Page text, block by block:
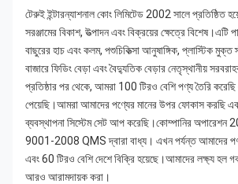
টেরুই ইন্টারন্যাশনাল কোং লিমিটেড 2002 সালে প্রতিষ্ঠিত
সরঞ্জামের বিকাশ, উত্পাদন এবং বিক্রয়ের ক্ষেত্রে বিশেষ।এটি
বাছুরের হাচ এবং কলম, পশুচিকিত্সা আনুষাঙ্গিক, প্লাস্টিক মুক্ত
বাজারে ফিডিং বেড়া এবং বৈদ্যুতিক বেড়ার নেতৃস্থানীয়
প্রতিষ্ঠার পর থেকে, আমরা 100 টিরও বেশি পণ্য তৈরি করেছি
পেয়েছি।আমরা আমাদের পণ্যের মানের উপর ফোকাস করছি
ব্যবস্থাপনা সিস্টেম সেট আপ করেছি।কোম্পানির অপারেশন
9001-2008 QMS দ্বারা বাধ্য। এখন পর্যন্ত আমাদের
এবং 60 টিরও বেশি দেশে বিক্রি হয়েছে।আমাদের লক্ষ্য হল
আরও আরামদায়ক করা।